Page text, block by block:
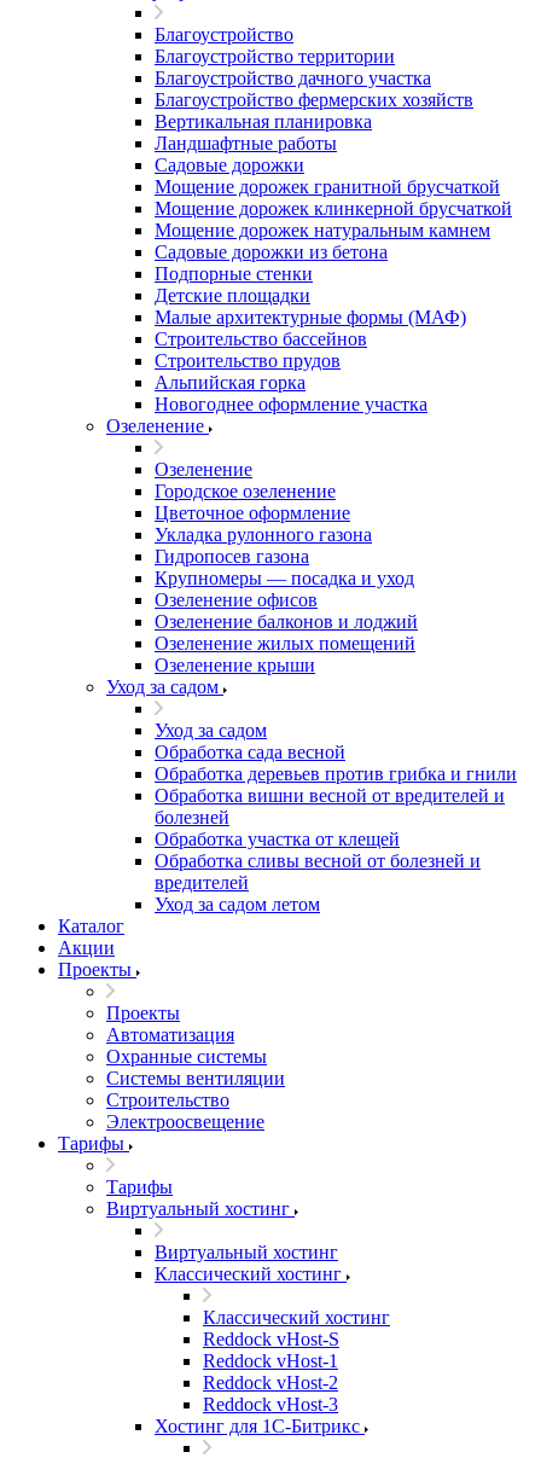
Благоустройство
Благоустройство территории
Благоустройство дачного участка
Благоустройство фермерских хозяйств
Вертикальная планировка
Ландшафтные работы
Садовые дорожки
Мощение дорожек гранитной брусчаткой
Мощение дорожек клинкерной брусчаткой
Мощение дорожек натуральным камнем
Садовые дорожки из бетона
Подпорные стенки
Детские площадки
Малые архитектурные формы (МАФ)
Строительство бассейнов
Строительство прудов
Альпийская горка
Новогоднее оформление участка
Озеленение
Озеленение
Городское озеленение
Цветочное оформление
Укладка рулонного газона
Гидропосев газона
Крупномеры — посадка и уход
Озеленение офисов
Озеленение балконов и лоджий
Озеленение жилых помещений
Озеленение крыши
Уход за садом
Уход за садом
Обработка сада весной
Обработка деревьев против грибка и гнили
Обработка вишни весной от вредителей и
болезней
Обработка участка от клещей
Обработка сливы весной от болезней и
вредителей
Уход за садом летом
Каталог
Акции
Проекты
Проекты
Автоматизация
Охранные системы
Системы вентиляции
Строительство
Электроосвещение
Тарифы
Тарифы
Виртуальный хостинг
Виртуальный хостинг
Классический хостинг
Классический хостинг
Reddock vHost-S
Reddock vHost-1
Reddock vHost-2
Reddock vHost-3
Хостинг для 1С-Битрикс